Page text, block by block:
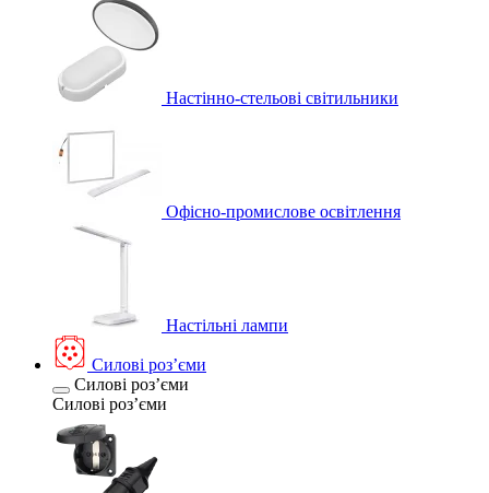
Настінно-стельові світильники
Офісно-промислове освітлення
Настільні лампи
Силові розʼєми
Силові розʼєми
Силові розʼєми